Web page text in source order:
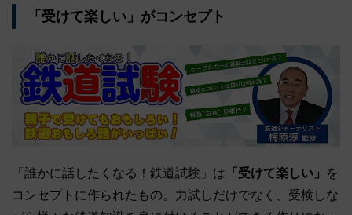
「受けて楽しい」がコンセプト
「誰かに話したくなる！鉄道試験」は 「受けて楽しい」
を
コンセプトに作られたもの。力試しだけでなく、受検しな